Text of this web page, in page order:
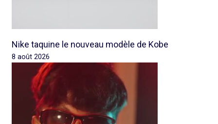
Nike taquine le nouveau modèle de Kobe
8 août 2026